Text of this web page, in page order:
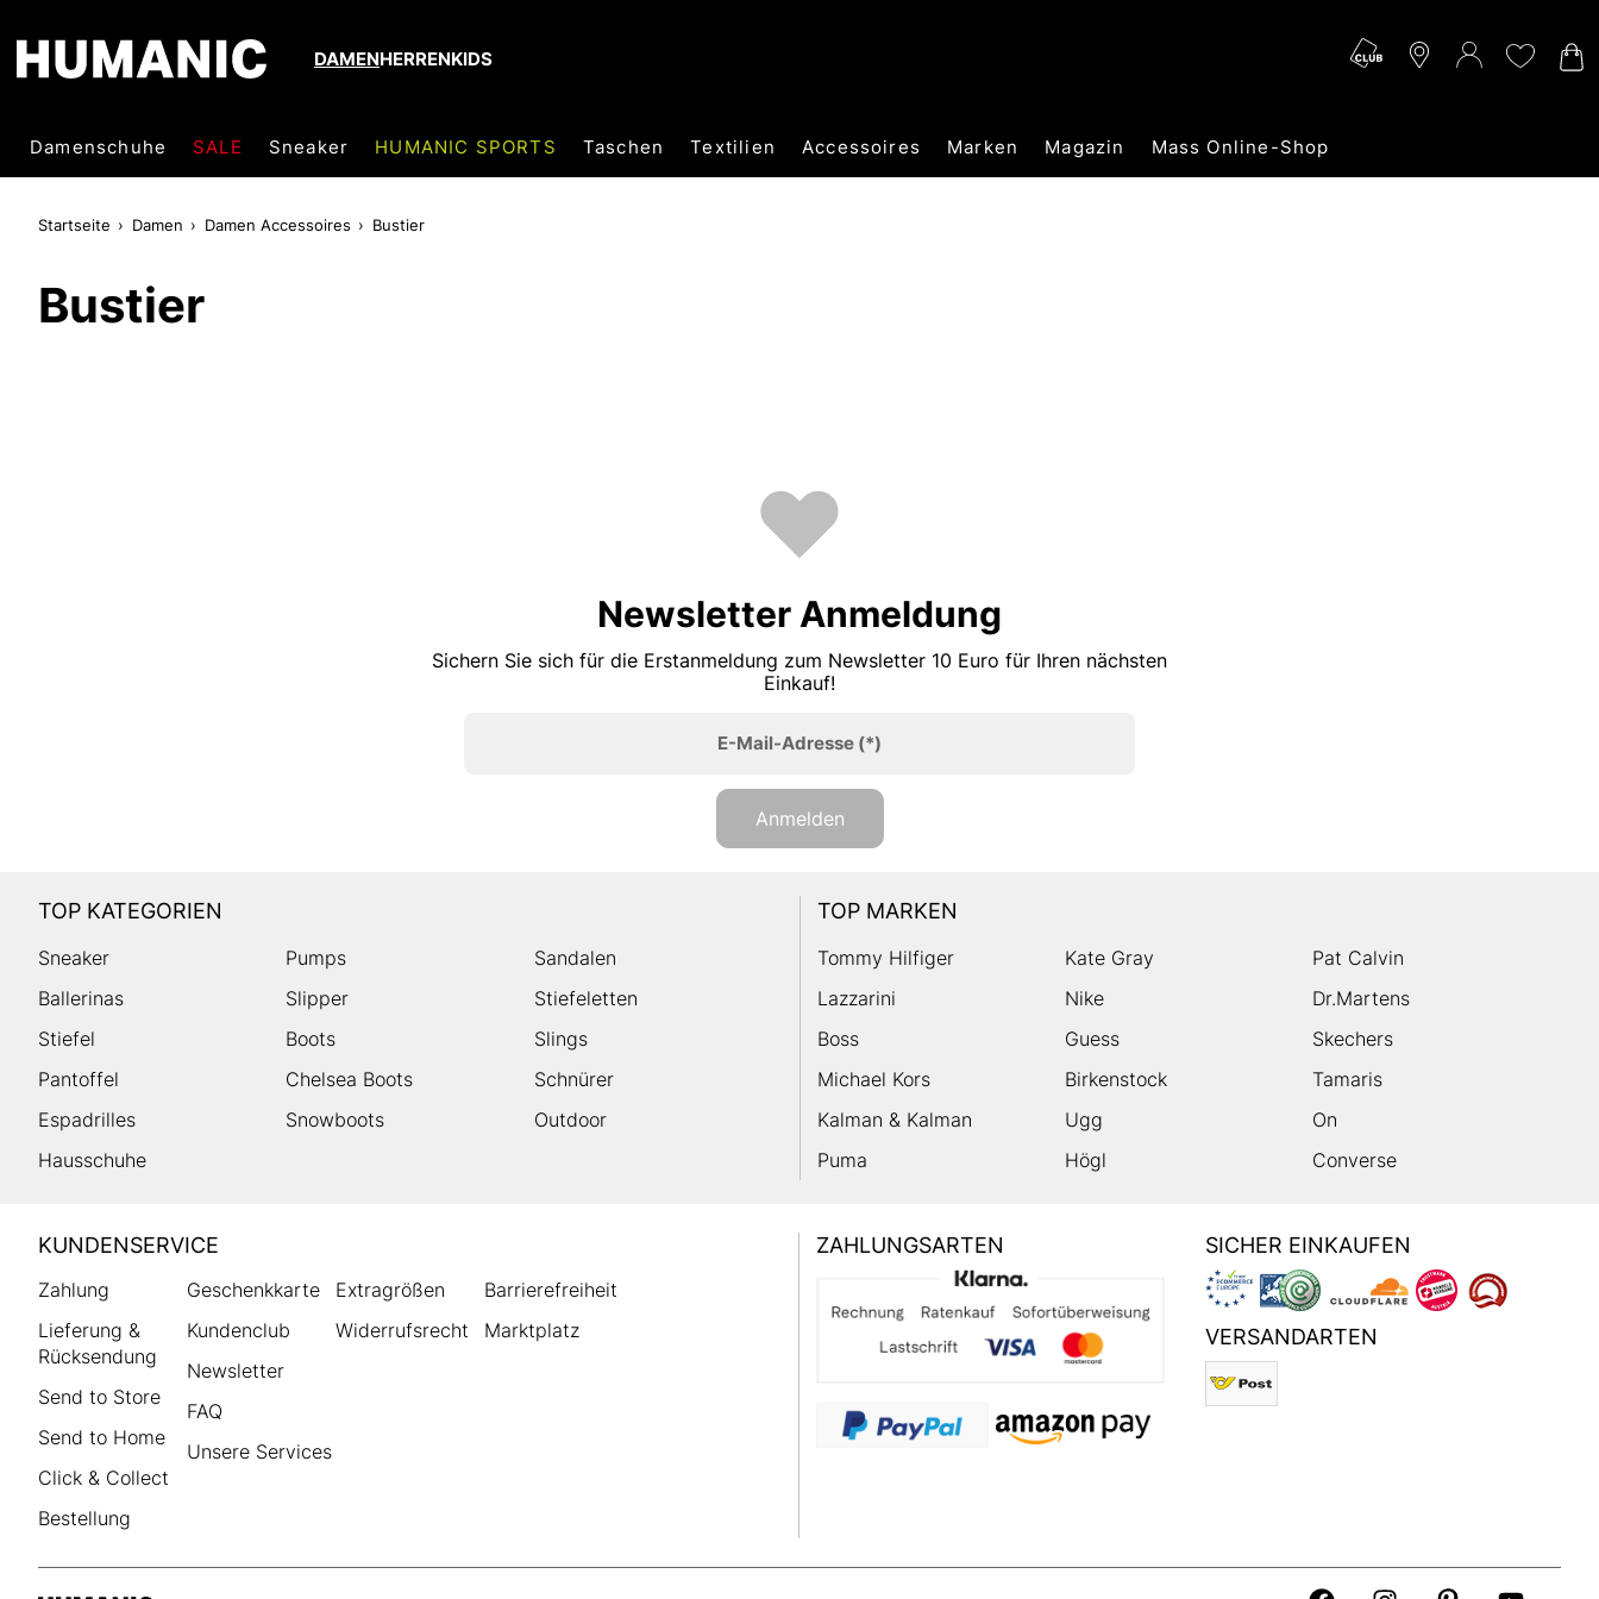
DAMENHERRENKIDS
Damenschuhe SALE Sneaker HUMANIC SPORTS Taschen Textilien Accessoires Marken Magazin Mass Online-Shop
Startseite Damen Damen Accessoires Bustier
Bustier
Newsletter Anmeldung
Sichern Sie sich für die Erstanmeldung zum Newsletter 10 Euro für Ihren nächsten
Einkauf!
E-Mail-Adresse(*)
Anmelden
TOP KATEGORIEN
Sneaker Pumps
Sandalen
Ballerinas
Slipper
Stiefeletten
Stiefel
Boots
Slings
Pantoffel
Chelsea Boots
Schnürer
Espadrilles
Snowboots
Outdoor
Hausschuhe
TOP MARKEN
Tommy Hilfiger Kate Gray
Pat Calvin
Lazzarini
Nike
Dr.Martens
Boss
Guess
Skechers
Michael Kors
Birkenstock
Tamaris
Kalman & Kalman
Ugg
On
Puma
Högl Converse
HUMANIC
Footer
KUNDENSERVICE
Zahlung
Lieferung &
Rücksendung
Send to Store
Send to Home
Click & Collect
Bestellung
Geschenkkarte
Kundenclub
Newsletter
FAQ
Unsere Services
Extragrößen
Widerrufsrecht
Barrierefreiheit
Marktplatz
ZAHLUNGSARTEN SICHER EINKAUFEN
VERSANDARTEN